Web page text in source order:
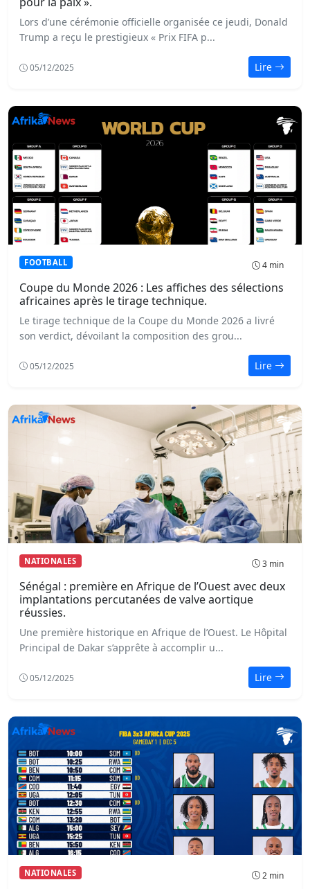
Lors d’une cérémonie officielle organisée ce jeudi, Donald
Trump a reçu le prestigieux « Prix FIFA p...
05/12/2025 Lire
FOOTBALL 4 min
Coupe du Monde 2026 : Les affiches des sélections
africaines après le tirage technique.
Le tirage technique de la Coupe du Monde 2026 a livré
son verdict, dévoilant la composition des grou...
05/12/2025 Lire
NATIONALES 3 min
Sénégal : première en Afrique de l’Ouest avec deux
implantations percutanées de valve aortique
réussies.
Une première historique en Afrique de l’Ouest. Le Hôpital
Principal de Dakar s’apprête à accomplir u...
05/12/2025 Lire
NATIONALES 2 min